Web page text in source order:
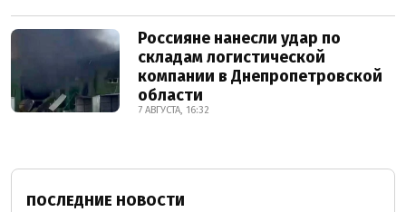
Россияне нанесли удар по
складам логистической
компании в Днепропетровской
области
7 АВГУСТА, 16:32
ПОСЛЕДНИЕ НОВОСТИ